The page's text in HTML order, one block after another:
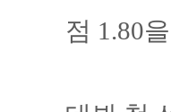
점 1.80